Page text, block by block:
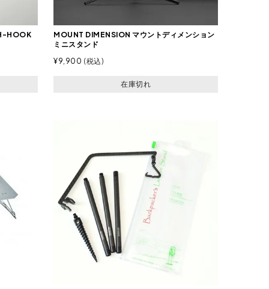
HOOK
MOUNT DIMENSION マウントディメンション
ミニスタンド
¥9,900 税込
在庫切れ